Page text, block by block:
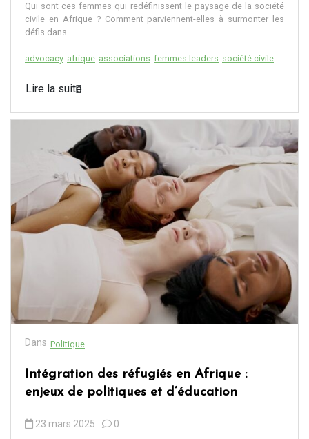
Qui sont ces femmes qui redéfinissent le paysage de la société
civile en Afrique ? Comment parviennent-elles à surmonter les
défis dans...
advocacy afrique associations femmes leaders société civile
Lire la suite
Dans Politique
Intégration des réfugiés en Afrique :
enjeux de politiques et d’éducation
23 mars 2025 0